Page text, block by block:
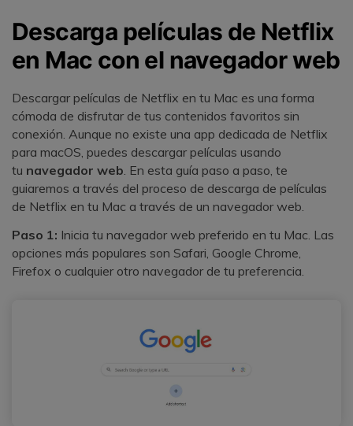
Descarga películas de Netflix
en Mac con el navegador web
Descargar películas de Netflix en tu Mac es una forma
cómoda de disfrutar de tus contenidos favoritos sin
conexión. Aunque no existe una app dedicada de Netflix
para macOS, puedes descargar películas usando
tu navegador web . En esta guía paso a paso, te
guiaremos a través del proceso de descarga de películas
de Netflix en tu Mac a través de un navegador web.
Paso 1: Inicia tu navegador web preferido en tu Mac. Las
opciones más populares son Safari, Google Chrome,
Firefox o cualquier otro navegador de tu preferencia.